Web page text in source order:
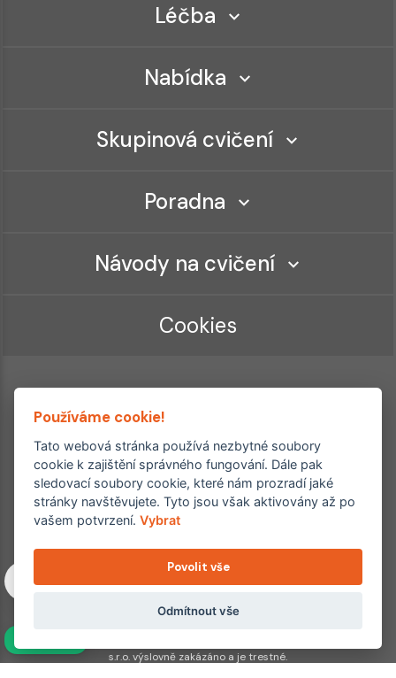
Léčba
Nabídka
Skupinová cvičení
Poradna
Návody na cvičení
Cookies
Ordinace roku
Rehabilitační ordinace
2. místo – 2017/2019
Copyright © 2011–2026 FYZIOklinika s.r.o.
Machkova 1642/2, Praha 4, Jižní Město – Chodov
Všechna práva vyhrazena. Jakékoliv užití obsahu či jeho částí
s.r.o. výslovně zakázáno a je trestné.
Používáme cookie!
Tato webová stránka používá nezbytné soubory
cookie k zajištění správného fungování. Dále pak
sledovací soubory cookie, které nám prozradí jaké
stránky navštěvujete. Tyto jsou však aktivovány až po
vašem potvrzení.Vybrat
Povolit vše
Odmítnout vše